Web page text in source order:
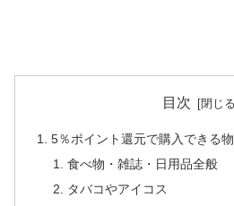
目次
5％ポイント還元で購入できる物
食べ物・雑誌・日用品全般
タバコやアイコス